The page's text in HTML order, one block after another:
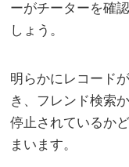
ーがチーターを確
しょう。
明らかにレコード
き、フレンド検索
停止されているか
まいます。